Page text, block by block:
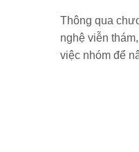
Thông qua
nghệ viễn
việc nhóm để